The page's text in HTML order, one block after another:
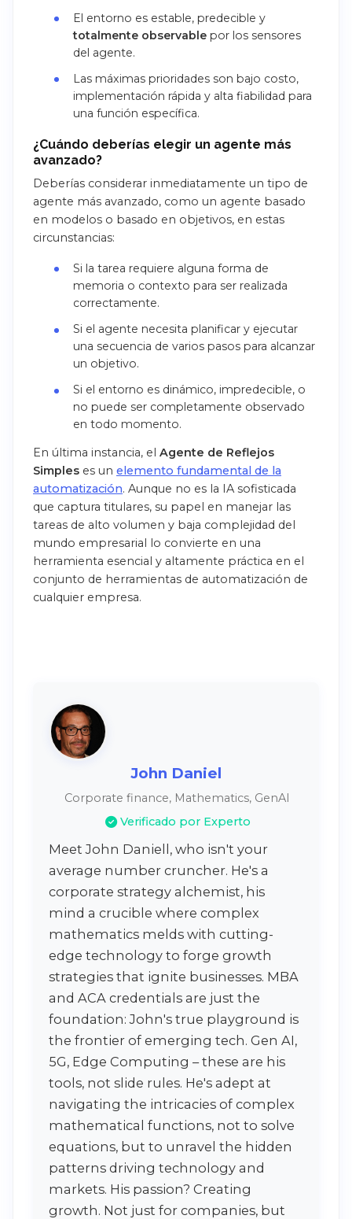
El entorno es estable, predecible y
totalmente observablepor los sensores
del agente.
Las máximas prioridades son bajo costo,
implementación rápida y alta fiabilidad para
una función específica.
¿Cuándo deberías elegir un agente más
avanzado?
Deberías considerar inmediatamente un tipo de
agente más avanzado, como un agente basado
en modelos o basado en objetivos, en estas
circunstancias:
Si la tarea requiere alguna forma de
memoria o contexto para ser realizada
correctamente.
Si el agente necesita planificar y ejecutar
una secuencia de varios pasos para alcanzar
un objetivo.
Si el entorno es dinámico, impredecible, o
no puede ser completamente observado
en todo momento.
En última instancia, el Agente de Reflejos
Simples es un elemento fundamental de la
automatización. Aunque no es la IA sofisticada
que captura titulares, su papel en manejar las
tareas de alto volumen y baja complejidad del
mundo empresarial lo convierte en una
herramienta esencial y altamente práctica en el
conjunto de herramientas de automatización de
cualquier empresa.
John Daniel
Corporate finance, Mathematics, GenAI
Verificado por Experto
Meet John Daniell, who isn't your
average number cruncher. He's a
corporate strategy alchemist, his
mind a crucible where complex
mathematics melds with cutting-
edge technology to forge growth
strategies that ignite businesses. MBA
and ACA credentials are just the
foundation: John's true playground is
the frontier of emerging tech. Gen AI,
5G, Edge Computing – these are his
tools, not slide rules. He's adept at
navigating the intricacies of complex
mathematical functions, not to solve
equations, but to unravel the hidden
patterns driving technology and
markets. His passion? Creating
growth. Not just for companies, but